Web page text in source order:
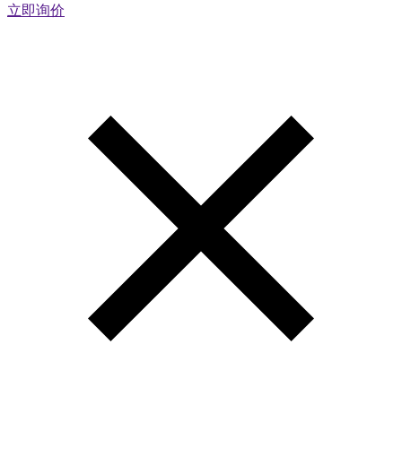
立即询价